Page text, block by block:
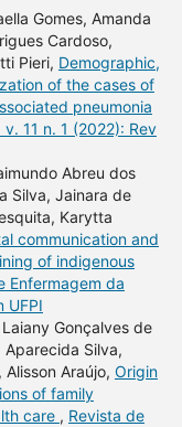
Gomes, Amanda
Cardoso,
Pieri, Demographic,
of the cases of
pneumonia
11 n. 1 (2022): Rev
Abreu dos
Silva, Jainara de
Karytta
communication and
of indigenous
Enfermagem da
UFPI
Gonçalves de
Aparecida Silva,
Araújo, Origin
of family
care , Revista de